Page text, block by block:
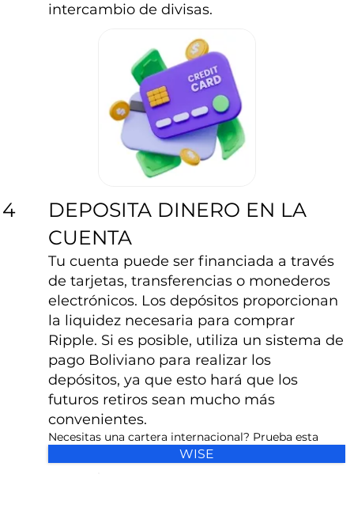
4
intercambio de divisas.
DEPOSITA DINERO EN LA
CUENTA
Tu cuenta puede ser financiada a través
de tarjetas, transferencias o monederos
electrónicos. Los depósitos proporcionan
la liquidez necesaria para comprar
Ripple. Si es posible, utiliza un sistema de
pago Boliviano para realizar los
depósitos, ya que esto hará que los
futuros retiros sean mucho más
convenientes.
Necesitas una cartera internacional? Prueba esta
WISE